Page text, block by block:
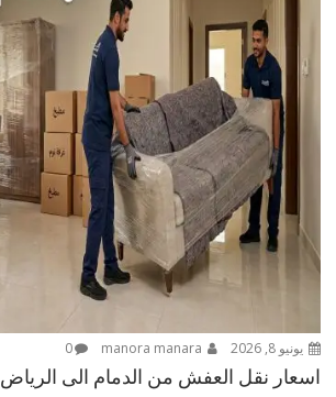
يونيو 8, 2026 0
اسعار نقل العفش من الدمام الى الرياض 0546538036